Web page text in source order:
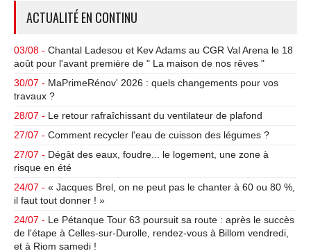
ACTUALITÉ EN CONTINU
03/08 - Chantal Ladesou et Kev Adams au CGR Val Arena le 18
août pour l'avant première de " La maison de nos rêves "
30/07 - MaPrimeRénov' 2026 : quels changements pour vos
travaux ?
28/07 - Le retour rafraîchissant du ventilateur de plafond
27/07 - Comment recycler l'eau de cuisson des légumes ?
27/07 - Dégât des eaux, foudre... le logement, une zone à
risque en été
24/07 - « Jacques Brel, on ne peut pas le chanter à 60 ou 80 %,
il faut tout donner ! »
24/07 - Le Pétanque Tour 63 poursuit sa route : après le succès
de l'étape à Celles-sur-Durolle, rendez-vous à Billom vendredi,
et à Riom samedi !